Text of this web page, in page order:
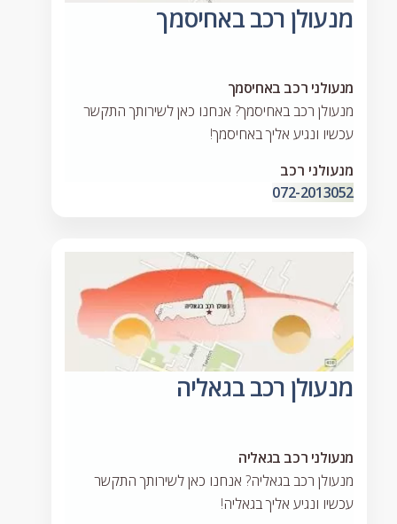
מנעולן רכב באחיסמך
מנעולני רכב באחיסמך
מנעולן רכב באחיסמך? אנחנו כאן לשירותך התקשר
עכשיו ונגיע אליך באחיסמך!
מנעולני רכב
072-2013052
מנעולן רכב בגאליה
מנעולני רכב בגאליה
מנעולן רכב בגאליה? אנחנו כאן לשירותך התקשר
עכשיו ונגיע אליך בגאליה!